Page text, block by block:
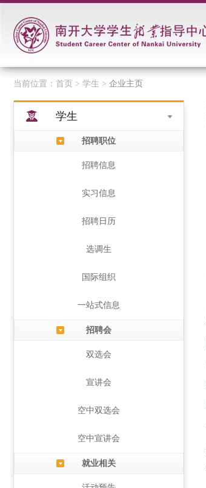
当前位置： 首页 > 学生 > 企业主页
学生
招聘职位
招聘信息
实习信息
招聘日历
选调生
国际组织
一站式信息
招聘会
双选会
宣讲会
空中双选会
空中宣讲会
就业相关